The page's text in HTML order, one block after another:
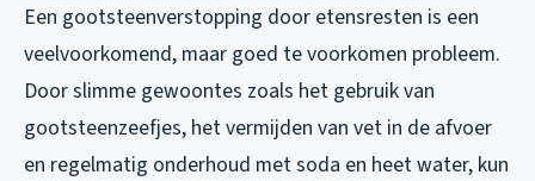
Een gootsteenverstopping door etensresten is een
veelvoorkomend, maar goed te voorkomen probleem.
Door slimme gewoontes zoals het gebruik van
gootsteenzeefjes, het vermijden van vet in de afvoer
en regelmatig onderhoud met soda en heet water, kun